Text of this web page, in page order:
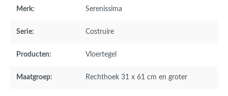
Merk: Serenissima
Serie: Costruire
Producten: Vloertegel
Maatgroep: Rechthoek 31 x 61 cm en groter